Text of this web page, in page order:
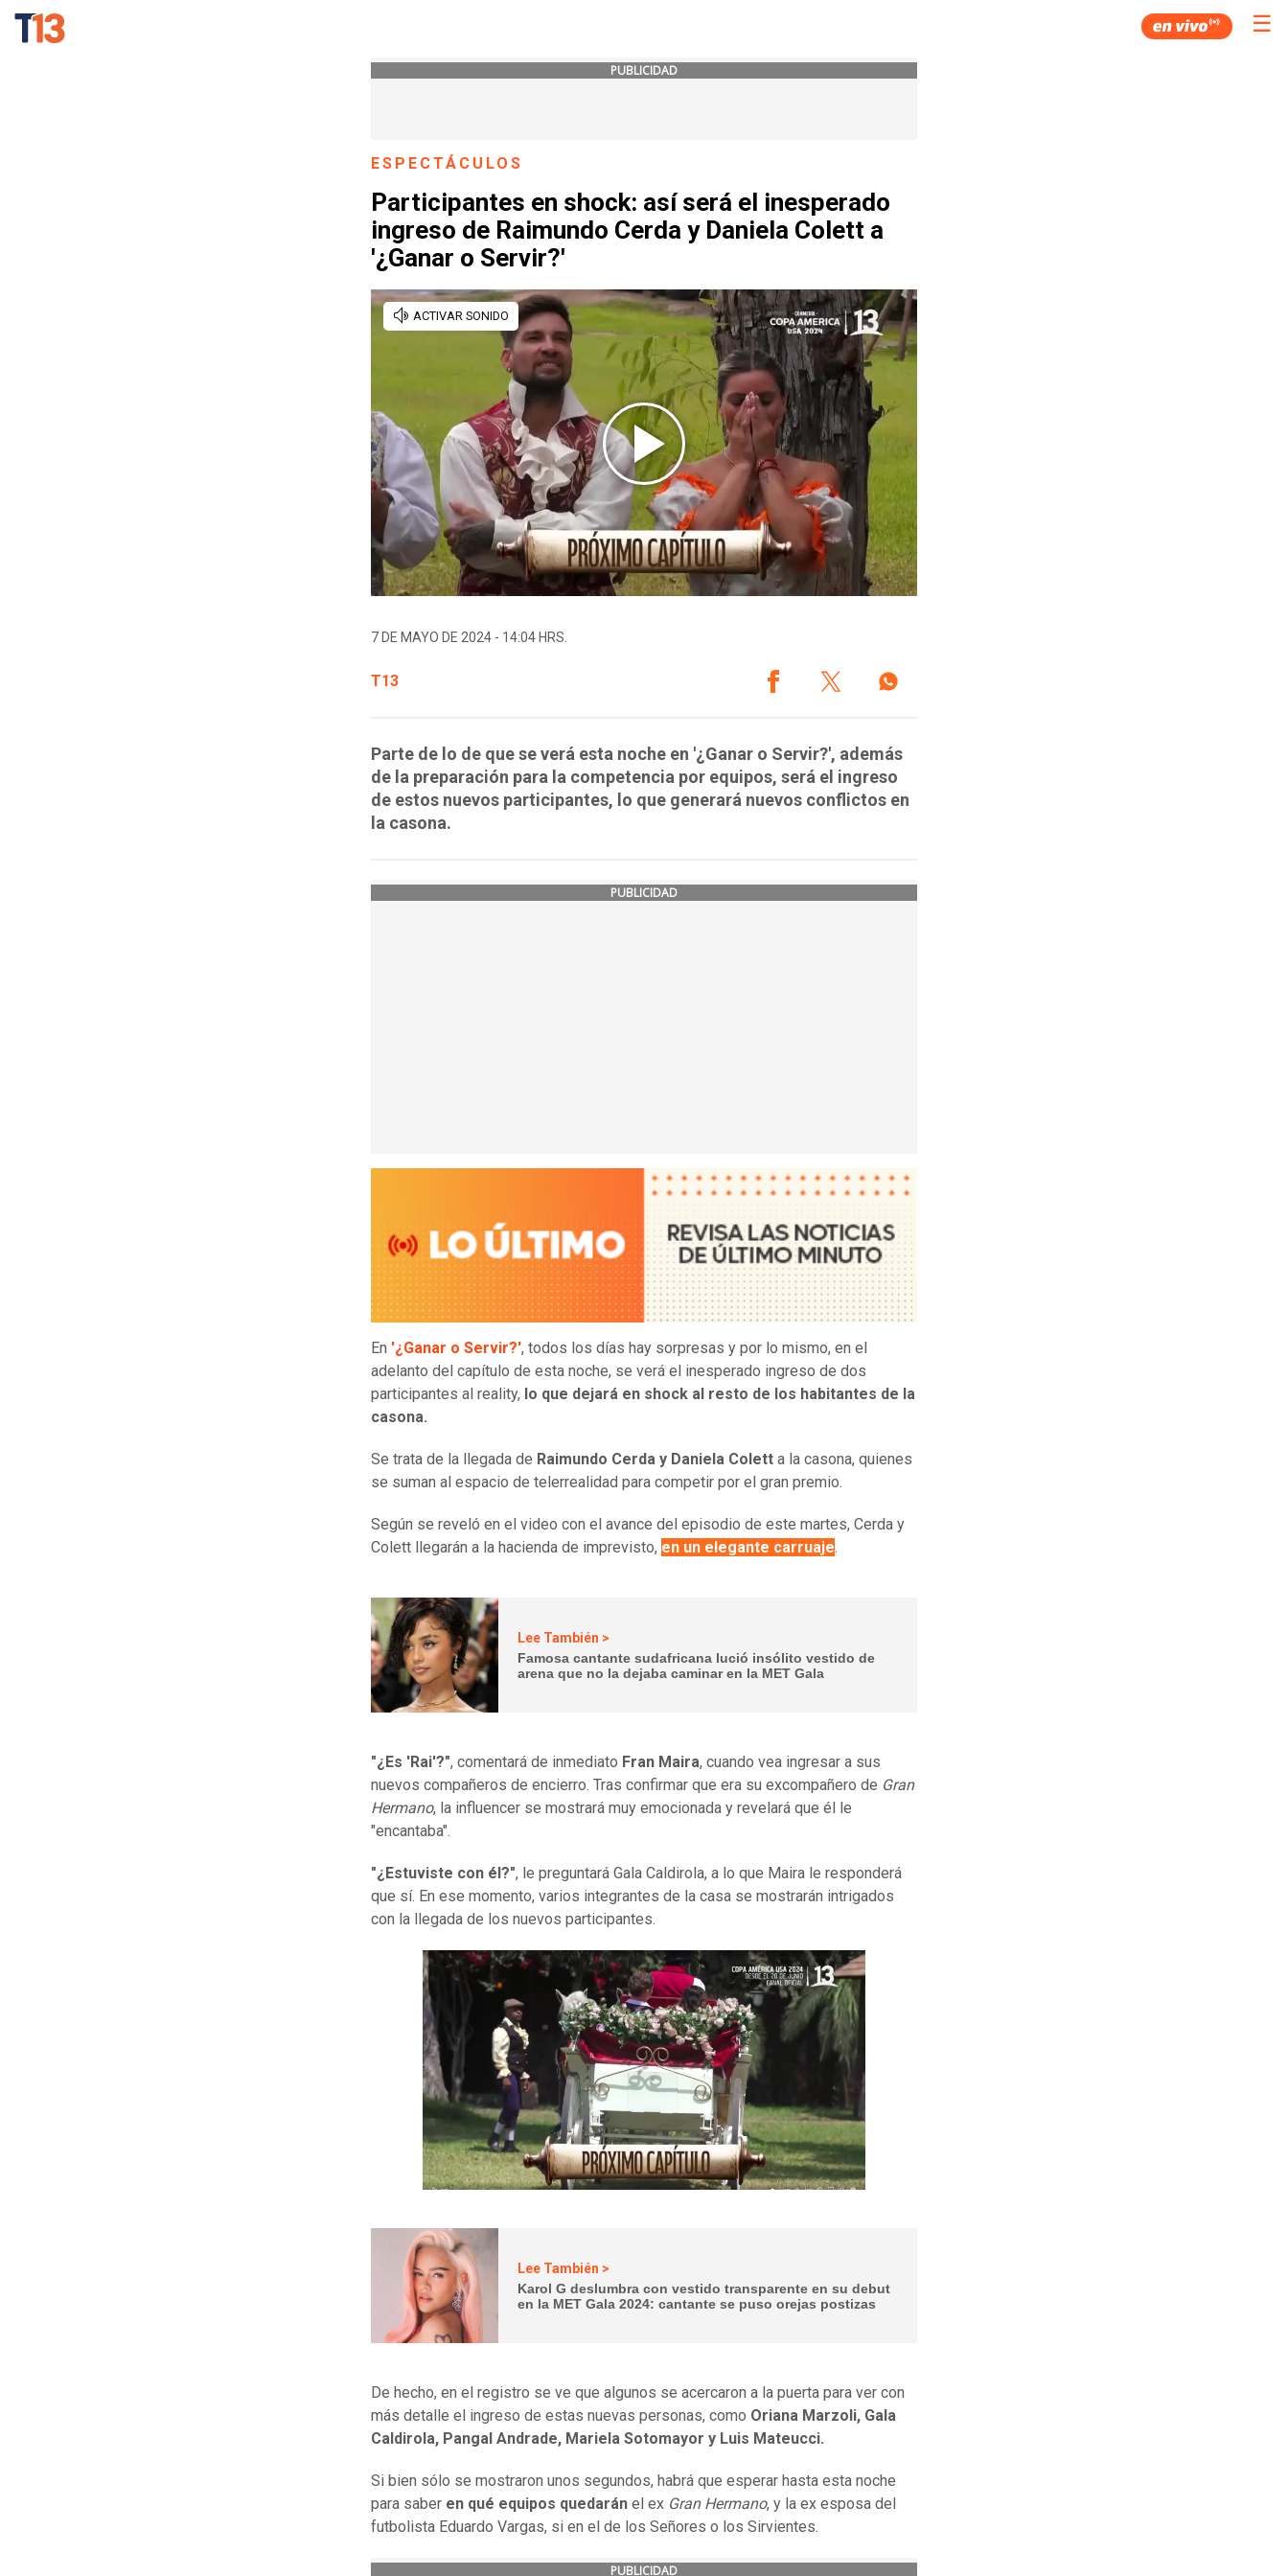
☰
PUBLICIDAD
ESPECTÁCULOS
Participantes en shock: así será el inesperado
ingreso de Raimundo Cerda y Daniela Colett a
'¿Ganar o Servir?'
7 DE MAYO DE 2024 - 14:04 HRS.
T13
Parte de lo de que se verá esta noche en '¿Ganar o Servir?', además
de la preparación para la competencia por equipos, será el ingreso
de estos nuevos participantes, lo que generará nuevos conflictos en
la casona.
PUBLICIDAD
En '¿Ganar o Servir?', todos los días hay sorpresas y por lo mismo, en el
adelanto del capítulo de esta noche, se verá el inesperado ingreso de dos
participantes al reality, lo que dejará en shock al resto de los habitantes de la
casona.
Se trata de la llegada de Raimundo Cerda y Daniela Colett a la casona, quienes
se suman al espacio de telerrealidad para competir por el gran premio.
Según se reveló en el video con el avance del episodio de este martes, Cerda y
Colett llegarán a la hacienda de imprevisto, en un elegante carruaje.
Lee También >
Famosa cantante sudafricana lució insólito vestido de
arena que no la dejaba caminar en la MET Gala
"¿Es 'Rai'?", comentará de inmediato Fran Maira, cuando vea ingresar a sus
nuevos compañeros de encierro. Tras confirmar que era su excompañero de Gran
Hermano, la influencer se mostrará muy emocionada y revelará que él le
"encantaba".
"¿Estuviste con él?", le preguntará Gala Caldirola, a lo que Maira le responderá
que sí. En ese momento, varios integrantes de la casa se mostrarán intrigados
con la llegada de los nuevos participantes.
Lee También >
Karol G deslumbra con vestido transparente en su debut
en la MET Gala 2024: cantante se puso orejas postizas
De hecho, en el registro se ve que algunos se acercaron a la puerta para ver con
más detalle el ingreso de estas nuevas personas, como Oriana Marzoli, Gala
Caldirola, Pangal Andrade, Mariela Sotomayor y Luis Mateucci.
Si bien sólo se mostraron unos segundos, habrá que esperar hasta esta noche
para saber en qué equipos quedarán el ex Gran Hermano, y la ex esposa del
futbolista Eduardo Vargas, si en el de los Señores o los Sirvientes.
PUBLICIDAD